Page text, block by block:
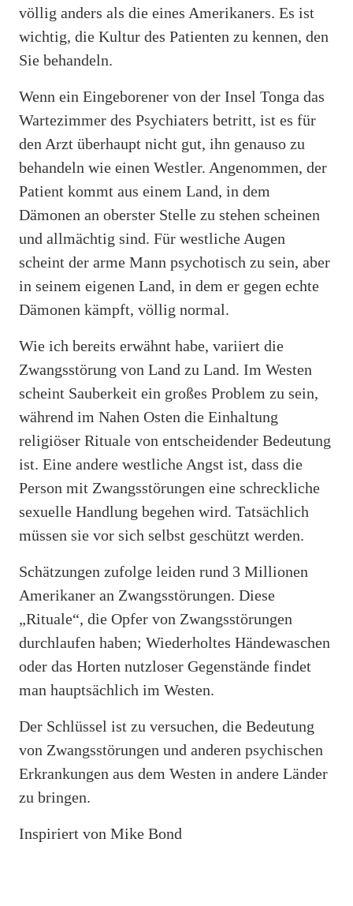
völlig anders als die eines Amerikaners. Es ist
wichtig, die Kultur des Patienten zu kennen, den
Sie behandeln.
Wenn ein Eingeborener von der Insel Tonga das
Wartezimmer des Psychiaters betritt, ist es für
den Arzt überhaupt nicht gut, ihn genauso zu
behandeln wie einen Westler. Angenommen, der
Patient kommt aus einem Land, in dem
Dämonen an oberster Stelle zu stehen scheinen
und allmächtig sind. Für westliche Augen
scheint der arme Mann psychotisch zu sein, aber
in seinem eigenen Land, in dem er gegen echte
Dämonen kämpft, völlig normal.
Wie ich bereits erwähnt habe, variiert die
Zwangsstörung von Land zu Land. Im Westen
scheint Sauberkeit ein großes Problem zu sein,
während im Nahen Osten die Einhaltung
religiöser Rituale von entscheidender Bedeutung
ist. Eine andere westliche Angst ist, dass die
Person mit Zwangsstörungen eine schreckliche
sexuelle Handlung begehen wird. Tatsächlich
müssen sie vor sich selbst geschützt werden.
Schätzungen zufolge leiden rund 3 Millionen
Amerikaner an Zwangsstörungen. Diese
„Rituale“, die Opfer von Zwangsstörungen
durchlaufen haben; Wiederholtes Händewaschen
oder das Horten nutzloser Gegenstände findet
man hauptsächlich im Westen.
Der Schlüssel ist zu versuchen, die Bedeutung
von Zwangsstörungen und anderen psychischen
Erkrankungen aus dem Westen in andere Länder
zu bringen.
Inspiriert von Mike Bond